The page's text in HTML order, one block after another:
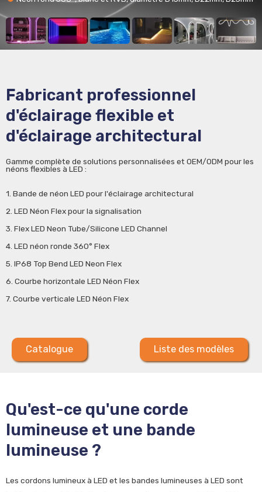
Fabricant professionnel
d'éclairage flexible et
d'éclairage architectural
Gamme complète de solutions personnalisées et OEM/ODM pour les
néons flexibles à LED :
1. Bande de néon LED pour l'éclairage architectural
2. LED Néon Flex pour la signalisation
3. Flex LED Neon Tube/Silicone LED Channel
4. LED néon ronde 360° Flex
5. IP68 Top Bend LED Neon Flex
6. Courbe horizontale LED Néon Flex
7. Courbe verticale LED Néon Flex
Catalogue Liste des modèles
Qu'est-ce qu'une corde
lumineuse et une bande
lumineuse ?
Les cordons lumineux à LED et les bandes lumineuses à LED sont